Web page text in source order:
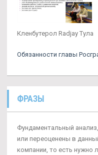
Кленбутерол Radjay Тула
Обязанности главы
ФРАЗЫ
Фундаментальный
или переоценены в
компании, то есть нужно